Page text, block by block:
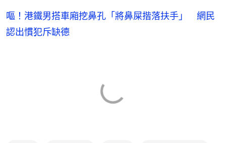
嘔！港鐵男搭車廂挖鼻孔「將鼻屎揩落扶手」 網民
認出慣犯斥缺德